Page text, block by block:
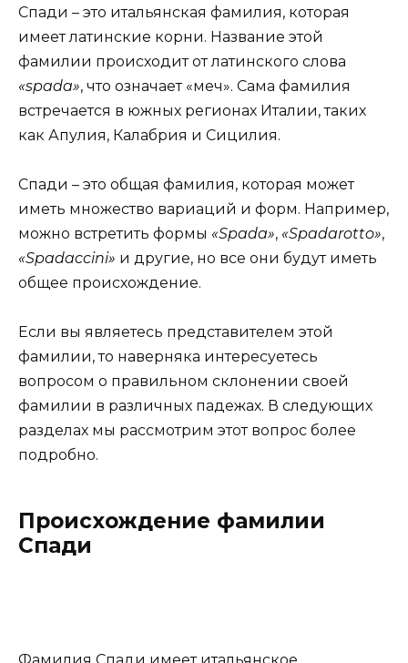
Спади – это итальянская фамилия, которая
имеет латинские корни. Название этой
фамилии происходит от латинского слова
«spada», что означает «меч». Сама фамилия
встречается в южных регионах Италии, таких
как Апулия, Калабрия и Сицилия.
Спади – это общая фамилия, которая может
иметь множество вариаций и форм. Например,
можно встретить формы «Spada», «Spadarotto»,
«Spadaccini» и другие, но все они будут иметь
общее происхождение.
Если вы являетесь представителем этой
фамилии, то наверняка интересуетесь
вопросом о правильном склонении своей
фамилии в различных падежах. В следующих
разделах мы рассмотрим этот вопрос более
подробно.
Происхождение фамилии
Спади